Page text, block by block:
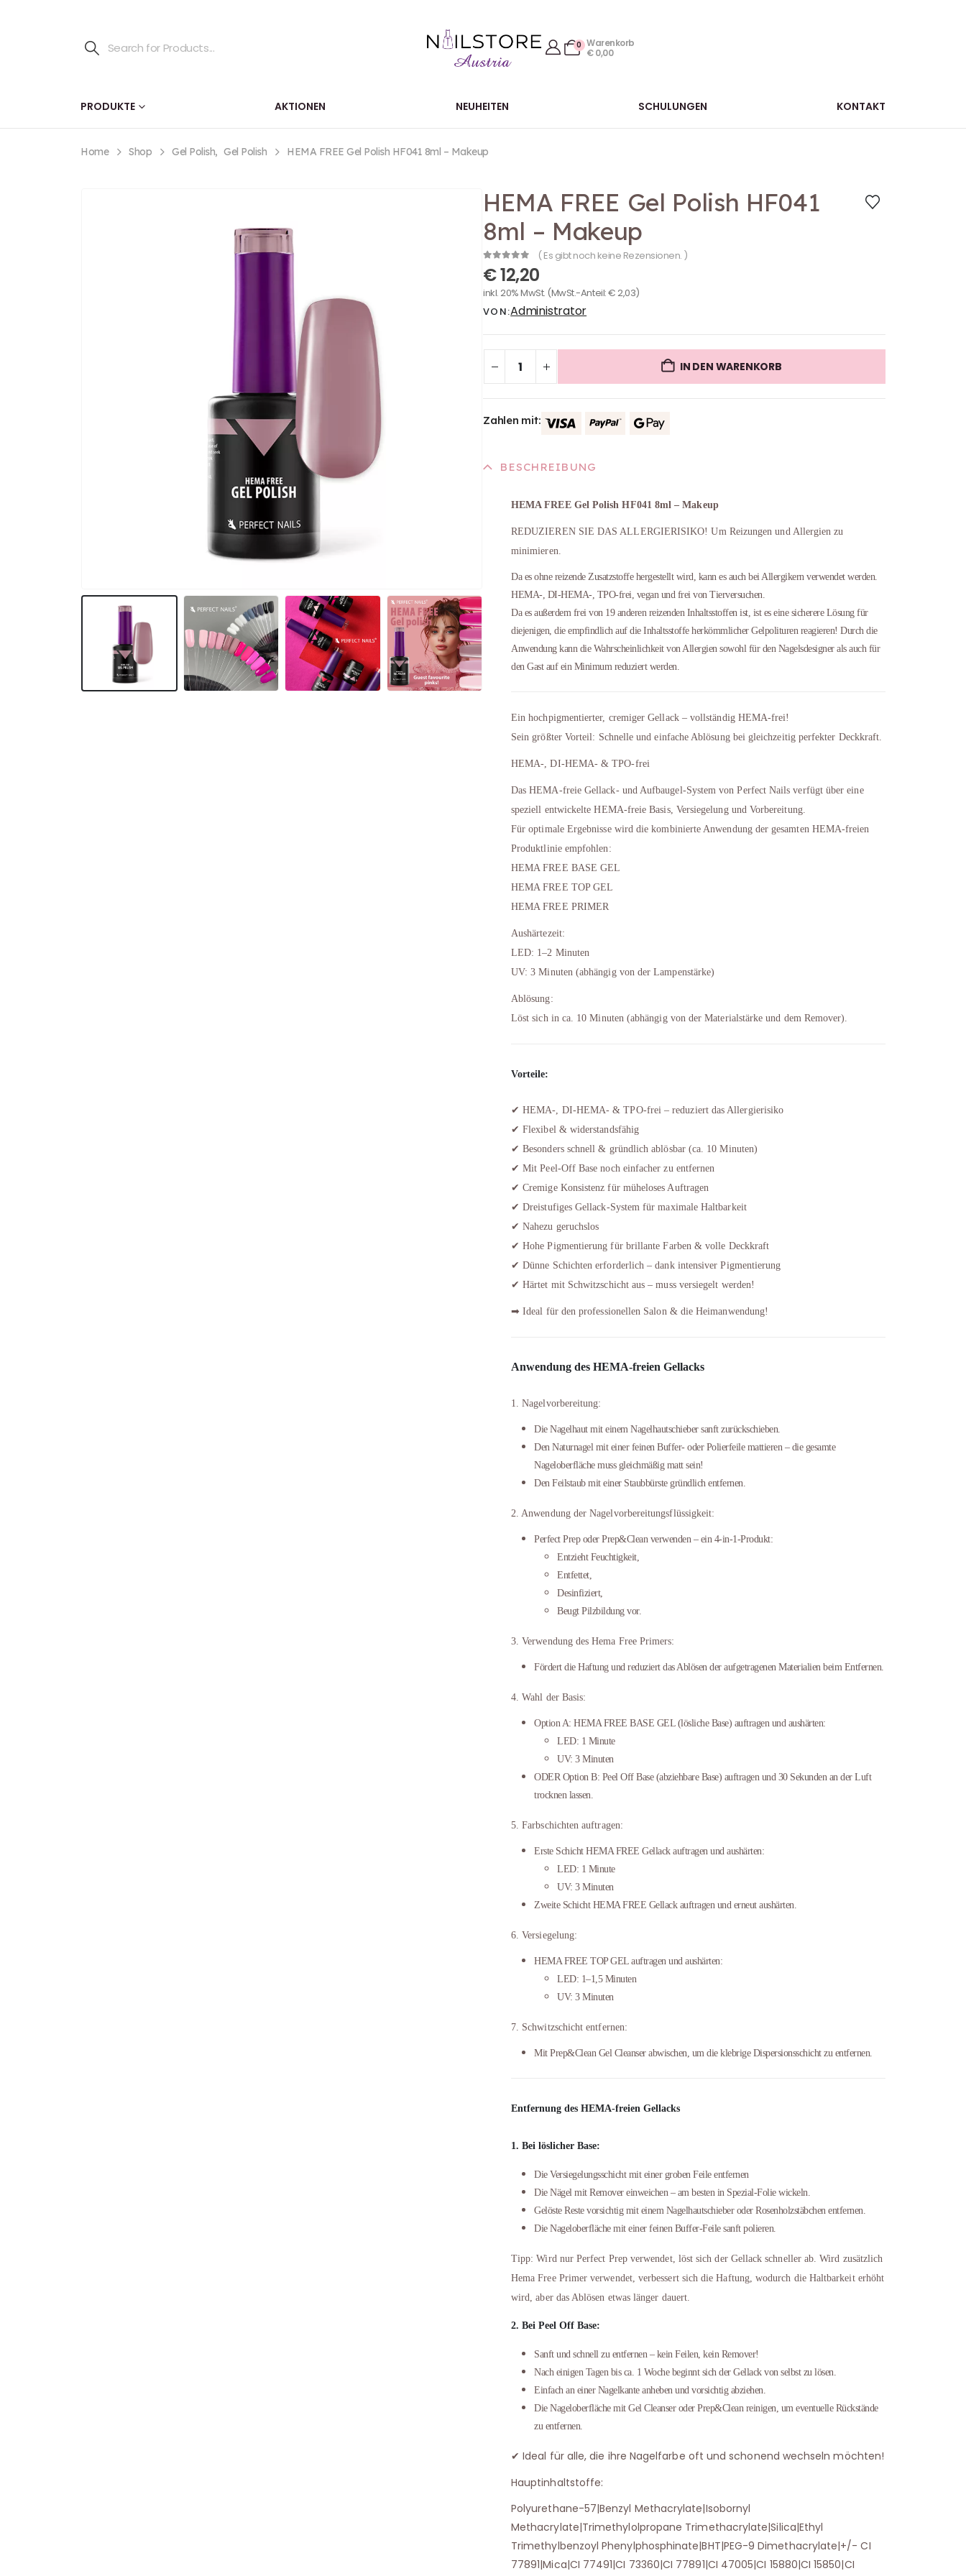
0 Warenkorb
€0,00
PRODUKTE AKTIONEN NEUHEITEN SCHULUNGEN KONTAKT
Home Shop Gel Polish, Gel Polish HEMA FREE Gel Polish HF041 8ml – Makeup
HEMA FREE Gel Polish HF041
8ml – Makeup
out of 5
( Es gibt noch keine Rezensionen. )
€12,20
inkl. 20% MwSt. (MwSt.-Anteil:€2,03)
VON:Administrator
IN DEN WARENKORB
Zahlen mit:
BESCHREIBUNG
HEMA FREE Gel Polish HF041 8ml – Makeup
REDUZIEREN SIE DAS ALLERGIERISIKO! Um Reizungen und Allergien zu
minimieren.
Da es ohne reizende Zusatzstoffe hergestellt wird, kann es auch bei Allergikern verwendet werden.
HEMA-, DI-HEMA-, TPO-frei, vegan und frei von Tierversuchen.
Da es außerdem frei von 19 anderen reizenden Inhaltsstoffen ist, ist es eine sicherere Lösung für
diejenigen, die empfindlich auf die Inhaltsstoffe herkömmlicher Gelpolituren reagieren! Durch die
Anwendung kann die Wahrscheinlichkeit von Allergien sowohl für den Nagelsdesigner als auch für
den Gast auf ein Minimum reduziert werden.
Ein hochpigmentierter, cremiger Gellack – vollständig HEMA-frei!
Sein größter Vorteil: Schnelle und einfache Ablösung bei gleichzeitig perfekter Deckkraft.
HEMA-, DI-HEMA- & TPO-frei
Das HEMA-freie Gellack- und Aufbaugel-System von Perfect Nails verfügt über eine
speziell entwickelte HEMA-freie Basis, Versiegelung und Vorbereitung.
Für optimale Ergebnisse wird die kombinierte Anwendung der gesamten HEMA-freien
Produktlinie empfohlen:
HEMA FREE BASE GEL
HEMA FREE TOP GEL
HEMA FREE PRIMER
Aushärtezeit:
LED: 1–2 Minuten
UV: 3 Minuten (abhängig von der Lampenstärke)
Ablösung:
Löst sich in ca. 10 Minuten (abhängig von der Materialstärke und dem Remover).
Vorteile:
✔ HEMA-, DI-HEMA- & TPO-frei – reduziert das Allergierisiko
✔ Flexibel & widerstandsfähig
✔ Besonders schnell & gründlich ablösbar (ca. 10 Minuten)
✔ Mit Peel-Off Base noch einfacher zu entfernen
✔ Cremige Konsistenz für müheloses Auftragen
✔ Dreistufiges Gellack-System für maximale Haltbarkeit
✔ Nahezu geruchslos
✔ Hohe Pigmentierung für brillante Farben & volle Deckkraft
✔ Dünne Schichten erforderlich – dank intensiver Pigmentierung
✔ Härtet mit Schwitzschicht aus – muss versiegelt werden!
➡ Ideal für den professionellen Salon & die Heimanwendung!
Anwendung des HEMA-freien Gellacks
1. Nagelvorbereitung:
Die Nagelhaut mit einem Nagelhautschieber sanft zurückschieben.
Den Naturnagel mit einer feinen Buffer- oder Polierfeile mattieren – die gesamte
Nageloberfläche muss gleichmäßig matt sein!
Den Feilstaub mit einer Staubbürste gründlich entfernen.
2. Anwendung der Nagelvorbereitungsflüssigkeit:
Perfect Prep oder Prep&Clean verwenden – ein 4-in-1-Produkt:
Entzieht Feuchtigkeit,
Entfettet,
Desinfiziert,
Beugt Pilzbildung vor.
3. Verwendung des Hema Free Primers:
Fördert die Haftung und reduziert das Ablösen der aufgetragenen Materialien beim Entfernen.
4. Wahl der Basis:
Option A: HEMA FREE BASE GEL (lösliche Base) auftragen und aushärten:
LED: 1 Minute
UV: 3 Minuten
ODER Option B: Peel Off Base (abziehbare Base) auftragen und 30 Sekunden an der Luft
trocknen lassen.
5. Farbschichten auftragen:
Erste Schicht HEMA FREE Gellack auftragen und aushärten:
LED: 1 Minute
UV: 3 Minuten
Zweite Schicht HEMA FREE Gellack auftragen und erneut aushärten.
6. Versiegelung:
HEMA FREE TOP GEL auftragen und aushärten:
LED: 1–1,5 Minuten
UV: 3 Minuten
7. Schwitzschicht entfernen:
Mit Prep&Clean Gel Cleanser abwischen, um die klebrige Dispersionsschicht zu entfernen.
Entfernung des HEMA-freien Gellacks
1. Bei löslicher Base:
Die Versiegelungsschicht mit einer groben Feile entfernen
Die Nägel mit Remover einweichen – am besten in Spezial-Folie wickeln.
Gelöste Reste vorsichtig mit einem Nagelhautschieber oder Rosenholzstäbchen entfernen.
Die Nageloberfläche mit einer feinen Buffer-Feile sanft polieren.
Tipp: Wird nur Perfect Prep verwendet, löst sich der Gellack schneller ab. Wird zusätzlich
Hema Free Primer verwendet, verbessert sich die Haftung, wodurch die Haltbarkeit erhöht
wird, aber das Ablösen etwas länger dauert.
2. Bei Peel Off Base:
Sanft und schnell zu entfernen – kein Feilen, kein Remover!
Nach einigen Tagen bis ca. 1 Woche beginnt sich der Gellack von selbst zu lösen.
Einfach an einer Nagelkante anheben und vorsichtig abziehen.
Die Nageloberfläche mit Gel Cleanser oder Prep&Clean reinigen, um eventuelle Rückstände
zu entfernen.
✔Ideal für alle, die ihre Nagelfarbe oft und schonend wechseln möchten!
Hauptinhaltstoffe:
Polyurethane-57|Benzyl Methacrylate|Isobornyl
Methacrylate|Trimethylolpropane Trimethacrylate|Silica|Ethyl
Trimethylbenzoyl Phenylphosphinate|BHT|PEG-9 Dimethacrylate|+/- CI
77891|Mica|CI 77491|CI 73360|CI 77891|CI 47005|CI 15880|CI 15850|CI